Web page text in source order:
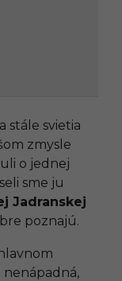
stále svietia
zmysle
o jednej
sme ju
Jadranskej
poznajú.